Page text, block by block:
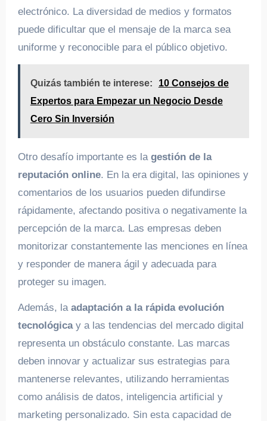
electrónico. La diversidad de medios y formatos
puede dificultar que el mensaje de la marca sea
uniforme y reconocible para el público objetivo.
Quizás también te interese:
10 Consejos de
Expertos para Empezar un Negocio Desde
Cero Sin Inversión
Otro desafío importante es la gestión de la
reputación online. En la era digital, las opiniones y
comentarios de los usuarios pueden difundirse
rápidamente, afectando positiva o negativamente la
percepción de la marca. Las empresas deben
monitorizar constantemente las menciones en línea
y responder de manera ágil y adecuada para
proteger su imagen.
Además, la adaptación a la rápida evolución
tecnológicay a las tendencias del mercado digital
representa un obstáculo constante. Las marcas
deben innovar y actualizar sus estrategias para
mantenerse relevantes, utilizando herramientas
como análisis de datos, inteligencia artificial y
marketing personalizado. Sin esta capacidad de